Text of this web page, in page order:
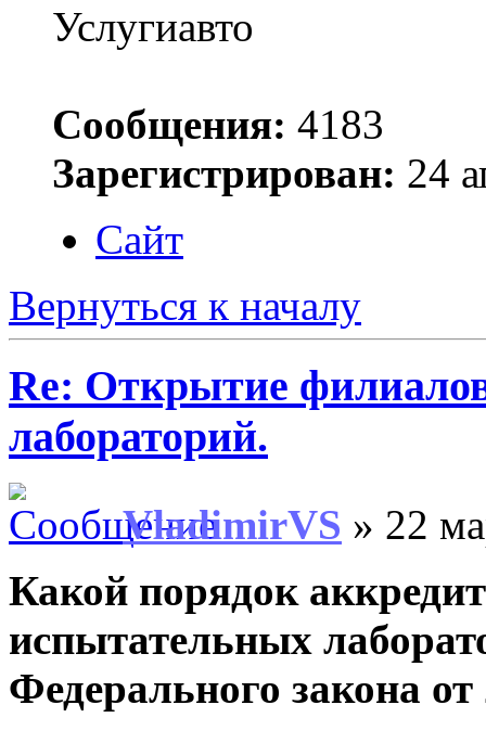
Услугиавто
Сообщения: 4183
Зарегистрирован: 24
Сайт
Вернуться к началу
Re: Открытие
лабораторий.
VladimirVS » 22
Какой порядок
испытательных
Федерального закона